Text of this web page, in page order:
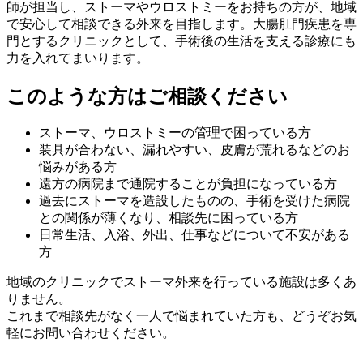
師が担当し、ストーマやウロストミーをお持ちの方が、地域
で安心して相談できる外来を目指します。大腸肛門疾患を専
門とするクリニックとして、手術後の生活を支える診療にも
力を入れてまいります。
このような方はご相談ください
ストーマ、ウロストミーの管理で困っている方
装具が合わない、漏れやすい、皮膚が荒れるなどのお
悩みがある方
遠方の病院まで通院することが負担になっている方
過去にストーマを造設したものの、手術を受けた病院
との関係が薄くなり、相談先に困っている方
日常生活、入浴、外出、仕事などについて不安がある
方
地域のクリニックでストーマ外来を行っている施設は多くあ
りません。
これまで相談先がなく一人で悩まれていた方も、どうぞお気
軽にお問い合わせください。